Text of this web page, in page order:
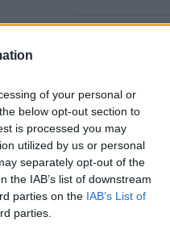
of your personal or
below opt-out section to
is processed you may
utilized by us or personal
separately opt-out of the
the IAB’s list of downstream
parties on the IAB’s List of
parties.
een
al een
maakt
Voor de
WK meer
18.
Afgewezen
De